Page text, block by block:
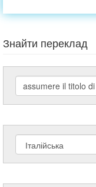
Знайти переклад